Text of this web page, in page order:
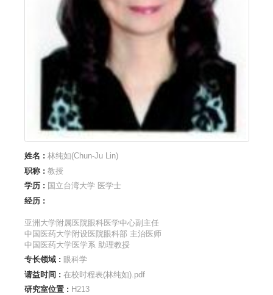
姓名 : 林纯如(Chun-Ju Lin)
职称 : 教授
学历 : 国立台湾大学 医学士
经历 :
亚洲大学附属医院眼科医学中心副主任
中国医药大学附设医院眼科部 主治医师
中国医药大学医学系 助理教授
专长领域 : 眼科学
请益时间 : 在校时程表(林纯如).pdf
研究室位置 : H213